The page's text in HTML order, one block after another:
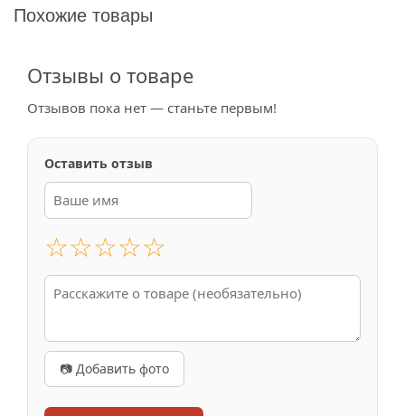
Похожие товары
Отзывы о товаре
Отзывов пока нет — станьте первым!
Оставить отзыв
☆☆☆☆☆
📷 Добавить фото